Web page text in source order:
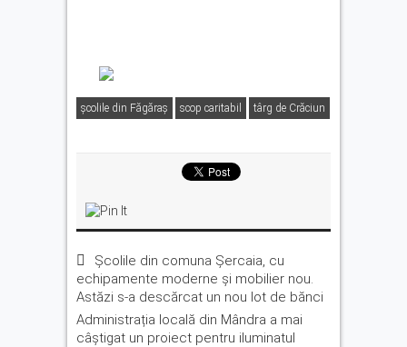
școlile din Făgăraș scop caritabil târg de Crăciun
Școlile din comuna Șercaia, cu
echipamente moderne și mobilier nou.
Astăzi s-a descărcat un nou lot de bănci
Administrația locală din Mândra a mai
câștigat un proiect pentru iluminatul